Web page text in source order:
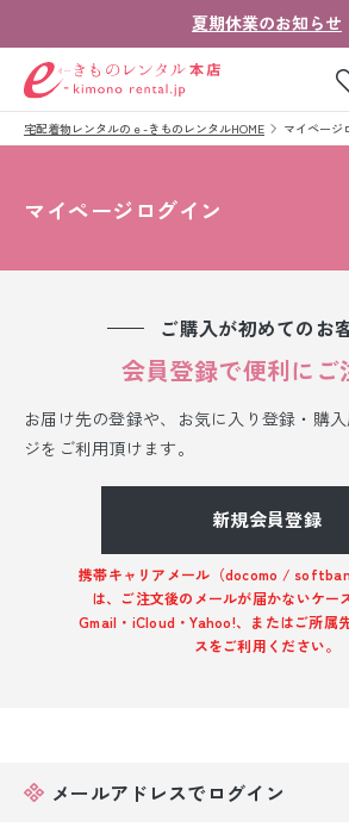
夏期休業のお知らせ
ゲスト
お気に入り ログイン
よくあ
お問い合わせ
法人・
お客様
着物の種類から探す
振袖レンタル
卒業式袴レンタル
ベビー着物レンタル
宅配着物レンタルのｅ-きものレンタルHOME マイページ
マイページログイン
ご購入が初めてのお
会員登録で便利にご
お届け先の登録や、お気に入り登録・購
ジをご利用頂けます。
新規会員登録
携帯キャリアメール（docomo /
は、ご注文後のメールが届かないケー
Gmail・iCloud・Yahoo!、またはご所属
スをご利用ください。
メールアドレスでログイン